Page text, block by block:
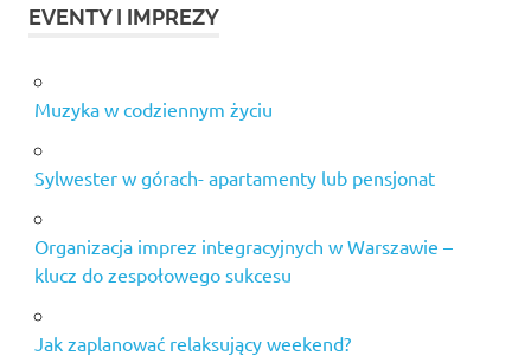
EVENTY I IMPREZY
Muzyka w codziennym życiu
Sylwester w górach- apartamenty lub pensjonat
Organizacja imprez integracyjnych w Warszawie –
klucz do zespołowego sukcesu
Jak zaplanować relaksujący weekend?